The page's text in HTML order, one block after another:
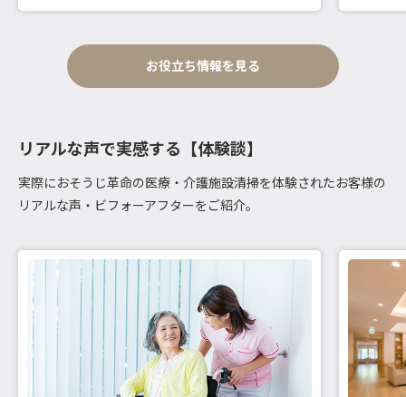
お役立ち情報を見る
リアルな声で実感する【体験談】
実際におそうじ革命の医療・介護施設清掃を体験されたお客様の
リアルな声・ビフォーアフターをご紹介。